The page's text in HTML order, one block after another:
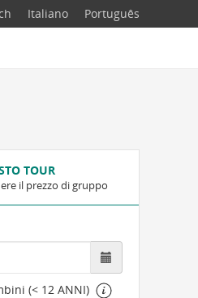
Italiano Português
TOUR
il prezzo di gruppo
(< 12 ANNI)